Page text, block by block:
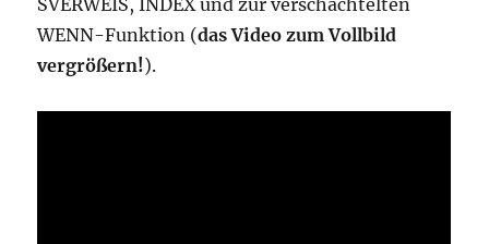
WENN-Funktion (das Video zum Vollbild
vergrößern!).